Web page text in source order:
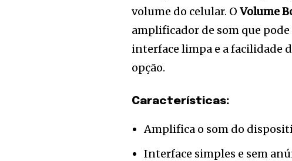
volume do celular. OVolume
amplificador de som que
interface limpa e a facilidade
opção.
Características:
Amplifica o som do
Interface simples e sem